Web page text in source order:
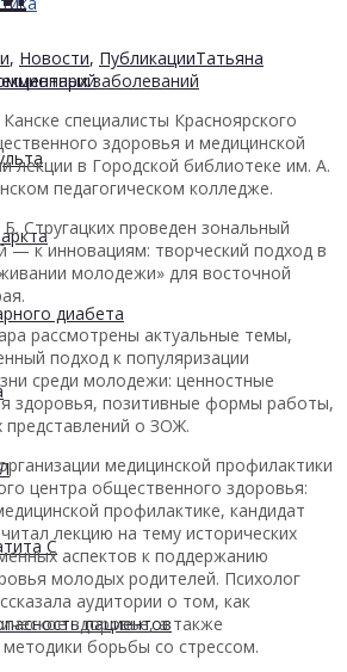
заболеваний
диабета
С
пациентов
, Новости, ПубликацииТатьяна
специалисты Красноярского
здоровья и медицинской
лекции в Городской библиотеке им. А.
педагогическом колледже.
Стругацких проведен зональный
— к инновациям: творческий подход в
молодежи» для восточной
рассмотрены актуальные темы,
подход к популяризации
среди молодежи: ценностные
здоровья, позитивные формы работы,
о ЗОЖ.
медицинской профилактики
центра общественного здоровья:
профилактике, кандидат
лекцию на тему исторических
аспектов к поддержанию
молодых родителей. Психолог
аудитории о том, как
здоровье, а также
борьбы со стрессом.